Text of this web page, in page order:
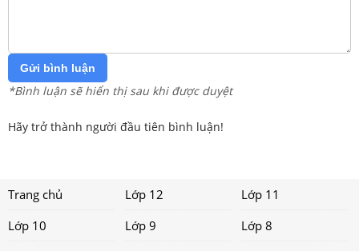
Gửi bình luận
*Bình luận sẽ hiển thị sau khi được duyệt
Hãy trở thành người đầu tiên bình luận!
Trang chủ Lớp 12
Lớp 11
Lớp 10
Lớp 9
Lớp 8